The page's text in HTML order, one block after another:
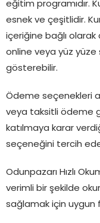
eğitim programıdır.
esnek ve çeşitlidir.
içeriğine bağlı olarak
online veya yüz yüze
gösterebilir.
Ödeme seçenekleri
veya taksitli ödeme
katılmaya karar
seçeneğini tercih
Odunpazarı Hızlı
verimli bir şekilde
sağlamak için uygun